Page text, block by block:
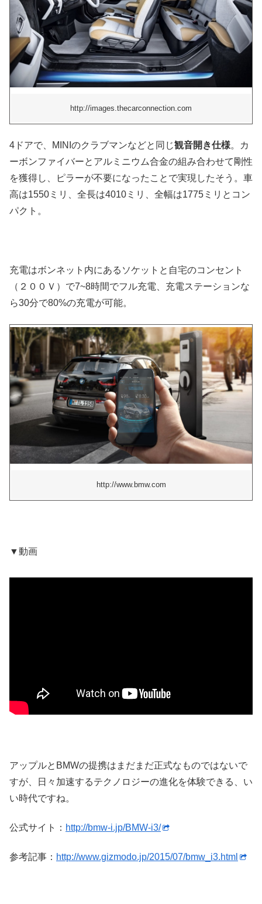
http://images.thecarconnection.com
4ドアで、MINIのクラブマンなどと同じ観音開き仕様。カ
ーボンファイバーとアルミニウム合金の組み合わせて剛性
を獲得し、ピラーが不要になったことで実現したそう。車
高は1550ミリ、全長は4010ミリ、全幅は1775ミリとコン
パクト。
充電はボンネット内にあるソケットと自宅のコンセント
（２００Ｖ）で7~8時間でフル充電、充電ステーションな
ら30分で80%の充電が可能。
http://www.bmw.com
▼動画
アップルとBMWの提携はまだまだ正式なものではないで
すが、日々加速するテクノロジーの進化を体験できる、い
い時代ですね。
公式サイト： http://bmw-i.jp/BMW-i3/
参考記事： http://www.gizmodo.jp/2015/07/bmw_i3.html